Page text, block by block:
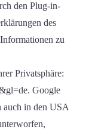
den Plug-in-
des
zu
Privatsphäre:
Google
auch in den USA